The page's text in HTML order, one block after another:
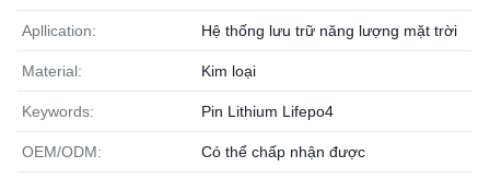
Apllication: Hệ thống lưu trữ năng lượng mặt trời
Material: Kim loại
Keywords: Pin Lithium Lifepo4
OEM/ODM: Có thể chấp nhận được